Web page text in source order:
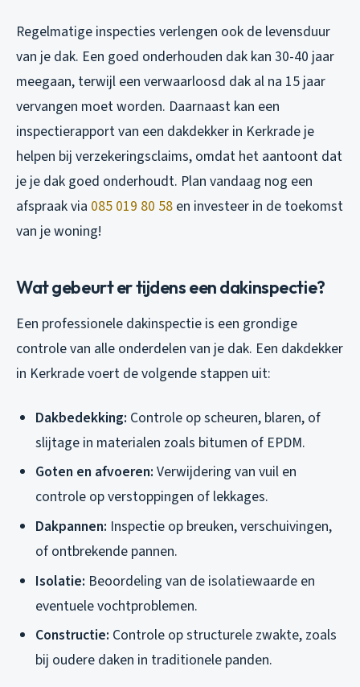
Regelmatige inspecties verlengen ook de levensduur
van je dak. Een goed onderhouden dak kan 30-40 jaar
meegaan, terwijl een verwaarloosd dak al na 15 jaar
vervangen moet worden. Daarnaast kan een
inspectierapport van een dakdekker in Kerkrade je
helpen bij verzekeringsclaims, omdat het aantoont dat
je je dak goed onderhoudt. Plan vandaag nog een
afspraak via 085 019 80 58 en investeer in de toekomst
van je woning!
Wat gebeurt er tijdens een dakinspectie?
Een professionele dakinspectie is een grondige
controle van alle onderdelen van je dak. Een dakdekker
in Kerkrade voert de volgende stappen uit:
Dakbedekking: Controle op scheuren, blaren, of
slijtage in materialen zoals bitumen of EPDM.
Goten en afvoeren: Verwijdering van vuil en
controle op verstoppingen of lekkages.
Dakpannen: Inspectie op breuken, verschuivingen,
of ontbrekende pannen.
Isolatie: Beoordeling van de isolatiewaarde en
eventuele vochtproblemen.
Constructie: Controle op structurele zwakte, zoals
bij oudere daken in traditionele panden.